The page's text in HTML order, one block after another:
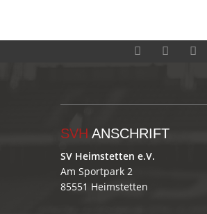
SVH ANSCHRIFT
SV Heimstetten e.V.
Am Sportpark 2
85551 Heimstetten